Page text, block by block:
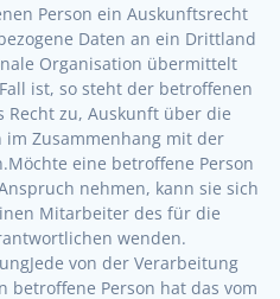
Person ein Auskunftsrecht
Daten an ein Drittland
Organisation übermittelt
ist, so steht der betroffenen
Recht zu, Auskunft über die
im Zusammenhang mit der
eine betroffene Person
nehmen, kann sie sich
Mitarbeiter des für die
wenden.
von der Verarbeitung
betroffene Person hat das vom